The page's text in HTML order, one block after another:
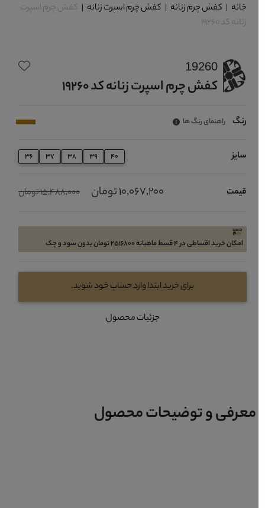
خانه | کفش چرم زنانه| کفش چرم اسپرت زنانه| کفش چرم اسپرت
زنانه کد 19260
19260
کفش چرم اسپرت زنانه کد 19260
رنگ راهنمای رنگ ها
سایز 36 37 38 39 40
قیمت 10,067,200 تومان 15,488,000 تومان
امکان خرید اقساطی در 4 قسط ماهیانه 2516800 تومان بدون سود و چک
برای خرید ابتدا وارد حساب خود شوید.
جزئیات محصول
معرفی و توضیحات محصول